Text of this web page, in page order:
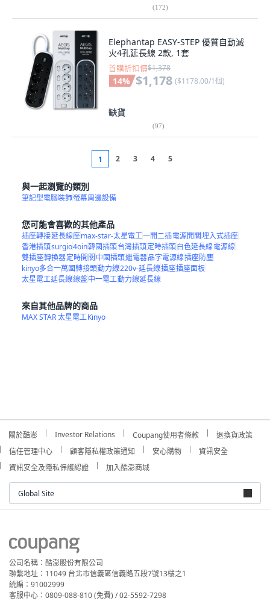
(172)
Elephantap EASY-STEP 優質自動滅
火4孔延長線 2款, 1套
首購折扣價$1,378
14% $1,178 ($1178.00/1個)
缺貨
(97)
1 2 3 4 5
與一起瀏覽的類別
筆記型電腦裝飾螢幕周邊設備
您可能會喜歡的其他產品
插座轉接延長線座max-star-太星電工一開二插電源開關埋入式插座
香港插頭surgio4oin韓國插頭台灣插頭定時插頭白色延長線電源線
雙插座轉換器定時開關中國插頭繼電器品字電源線插座防塵
kinyo多合一萬國轉接頭動力線220v-延長線插座插座面板
太星電工延長線線盤中一電工動力線延長線
來自其他品牌的商品
MAX STAR 太星電工Kinyo
關於酷澎 Investor Relations Coupang使用者條款
退換貨政策
信任管理中心
顧客隱私權政策通知 安心購物
資訊安全
資訊安全及隱私保護認證
加入酷澎商城
Global Site
公司名稱：酷澎股份有限公司
聯繫地址：11049 台北市信義區信義路五段7號13樓之1
統編：91002999
客服中心：0809-088-810 (免費) / 02-5592-7298